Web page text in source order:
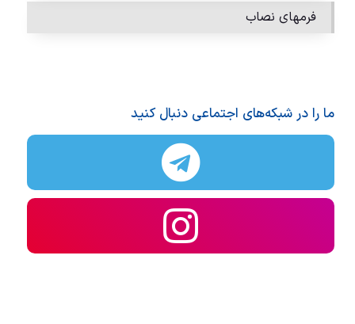
فرمهای نصاب
ما را در شبکه‌های اجتماعی دنبال کنید